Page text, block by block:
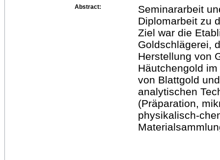
Abstract:
Seminararbeit
Diplomarbeit zu
Ziel war die
Goldschlägerei,
Herstellung von
Häutchengold
von Blattgold
analytischen
(Präparation,
physikalisch-